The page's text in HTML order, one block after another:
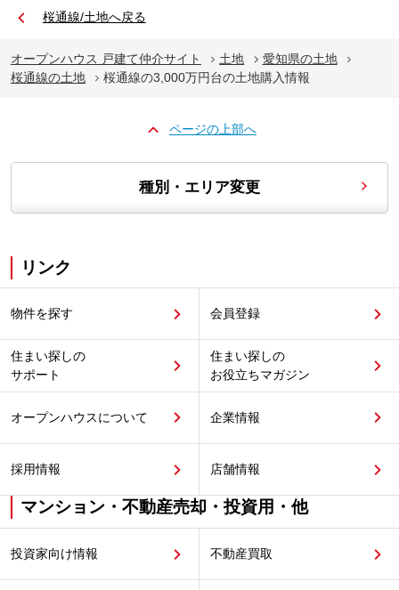
桜通線/土地へ戻る
オープンハウス 戸建て仲介サイト 土地
愛知県の土地
桜通線の土地
桜通線の3,000万円台の土地購入情報
ページの上部へ
種別・エリア変更
リンク
物件を探す 会員登録
住まい探しの
サポート
住まい探しの
お役立ちマガジン
オープンハウスについて 企業情報
採用情報 店舗情報
マンション・不動産売却・投資用・他
投資家向け情報 不動産買取